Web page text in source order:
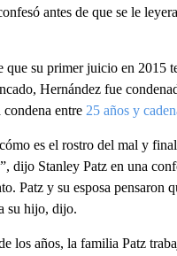
antes de que se le
que su primer juicio en 2015
Hernández fue
condena entre 25 años y
es el rostro del mal y
dijo Stanley Patz en una
Patz y su esposa pensaron
su hijo, dijo.
los años, la familia Patz